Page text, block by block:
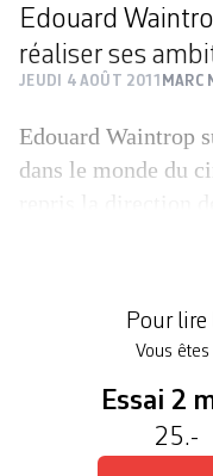
Edouard
réaliser ses
JEUDI 4 AOÛT 2011 MARC
Edouard Waintrop
dans le monde du
Quinzaine des
Pour lire
Vous
Essai 2
25.-